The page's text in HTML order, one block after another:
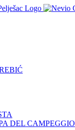
DEL CAMPEGGIO